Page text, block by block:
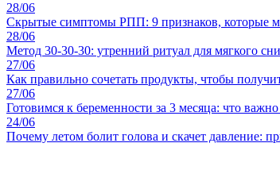
28/06
Скрытые симптомы РПП: 9 признаков, которые
28/06
Метод 30-30-30: утренний ритуал для мягкого
27/06
Как правильно сочетать продукты, чтобы
27/06
Готовимся к беременности за 3 месяца: что
24/06
Почему летом болит голова и скачет давление: